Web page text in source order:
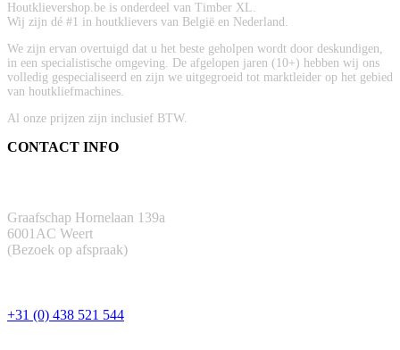
Houtklievershop.be is onderdeel van Timber XL.
Wij zijn dé #1 in houtklievers van België en Nederland.
We zijn ervan overtuigd dat u het beste geholpen wordt door deskundigen,
in een specialistische omgeving. De afgelopen jaren (10+) hebben wij ons
volledig gespecialiseerd en zijn we uitgegroeid tot marktleider op het gebied
van houtkliefmachines.
Al onze prijzen zijn inclusief BTW.
CONTACT INFO
Graafschap Hornelaan 139a
6001AC Weert
(Bezoek op afspraak)
+31 (0) 438 521 544